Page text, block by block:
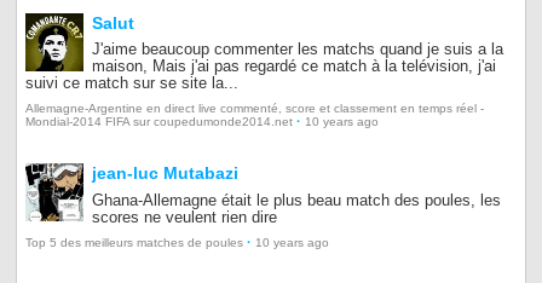
Salut
J'aime beaucoup commenter les matchs quand je suis a la
maison, Mais j'ai pas regardé ce match à la telévision, j'ai
suivi ce match sur se site la...
Allemagne-Argentine en direct live commenté, score et classement en temps réel -
Mondial-2014 FIFA sur coupedumonde2014.net · 10 years ago
jean-luc Mutabazi
Ghana-Allemagne était le plus beau match des poules, les
scores ne veulent rien dire
Top 5 des meilleurs matches de poules · 10 years ago